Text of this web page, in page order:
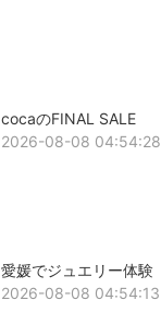
cocaのFINAL SALE
2026-08-08 04:54:28
愛媛でジュエリー体験
2026-08-08 04:54:13